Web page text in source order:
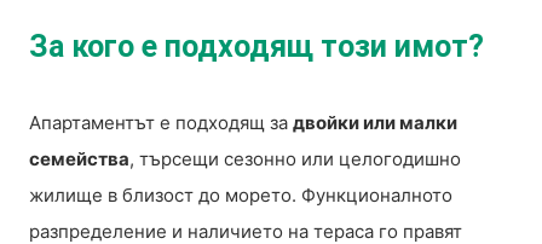
За кого е подходящ този имот?
Апартаментът е подходящ за двойки или малки
семейства, търсещи сезонно или целогодишно
жилище в близост до морето. Функционалното
разпределение и наличието на тераса го правят